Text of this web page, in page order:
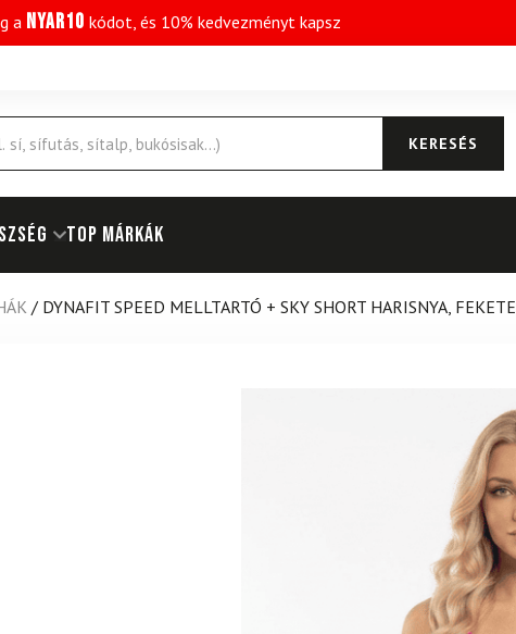
a NYAR10 kódot, és 10% kedvezményt kapsz
KERESÉS
Top márkák
/ DYNAFIT SPEED ​​​​MELLTARTÓ + SKY SHORT HARISNYA, FEKETE